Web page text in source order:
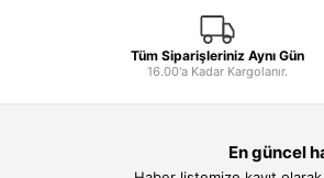
Tüm Siparişleriniz Aynı Gün
16.00'a Kadar Kargolanır.
En güncel